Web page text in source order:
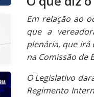
Em relação ao
que a
plenária, que irá
na Comissão de
O Legislativo
Regimento